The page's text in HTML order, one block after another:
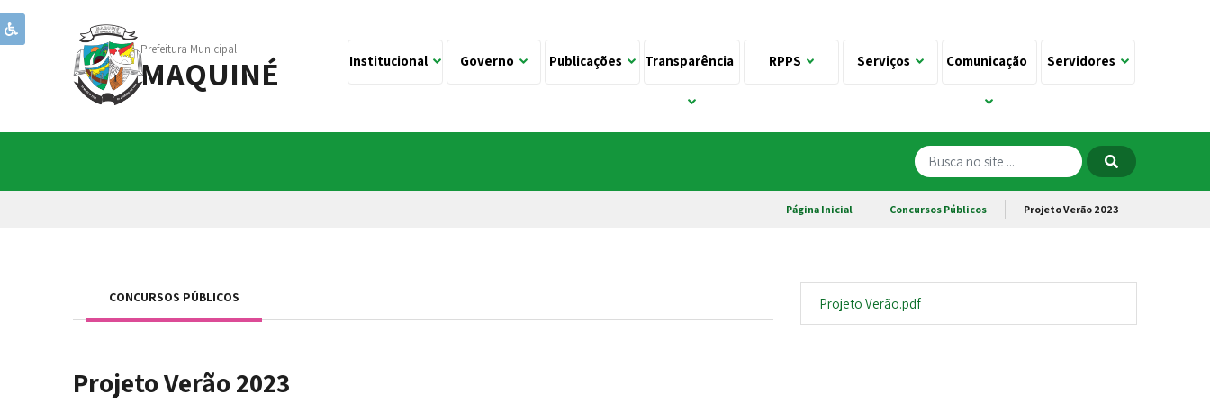
Prefeitura Municipal
MAQUINÉ Institucional Governo Publicações Transparência RPPS Serviços Comunicação Servidores
Página Inicial Concursos Públicos Projeto Verão 2023
CONCURSOS PÚBLICOS
Projeto Verão 2023
Projeto Verão.pdf